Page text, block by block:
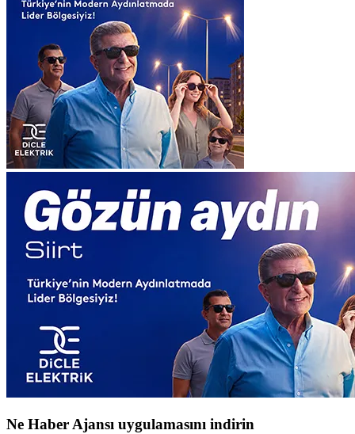
Ne Haber Ajansı uygulamasını indirin